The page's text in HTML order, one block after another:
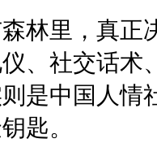
林里，真正
、社交话术
是中国人情
匙。